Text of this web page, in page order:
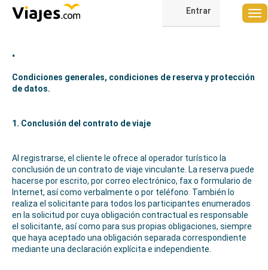
Entrar
.
Condiciones generales, condiciones de reserva y protección
de datos.
1. Conclusión del contrato de viaje
Al registrarse, el cliente le ofrece al operador turístico la
conclusión de un contrato de viaje vinculante. La reserva puede
hacerse por escrito, por correo electrónico, fax o formulario de
Internet, así como verbalmente o por teléfono. También lo
realiza el solicitante para todos los participantes enumerados
en la solicitud por cuya obligación contractual es responsable
el solicitante, así como para sus propias obligaciones, siempre
que haya aceptado una obligación separada correspondiente
mediante una declaración explícita e independiente.